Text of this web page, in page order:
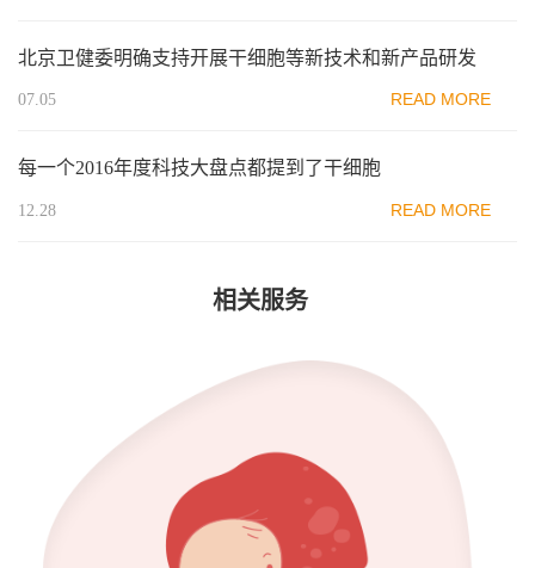
北京卫健委明确支持开展干细胞等新技术和新产品研发
07.05 READ MORE
每一个2016年度科技大盘点都提到了干细胞
12.28 READ MORE
相关服务